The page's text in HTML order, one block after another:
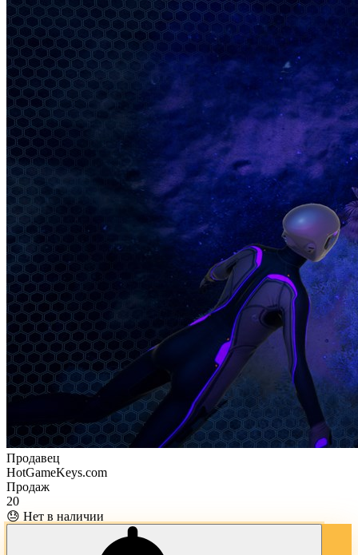
Продавец
HotGameKeys.com
Продаж
20
😓 Нет в наличии